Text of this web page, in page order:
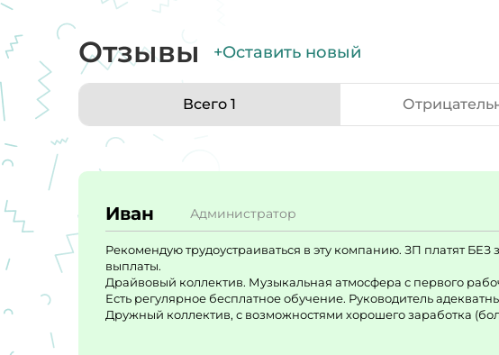
Отзывы +Оставить новый
Всего 1
Иван Администратор
Рекомендую трудоустраиваться в эту компанию. ЗП платят
выплаты.
Драйвовый коллектив. Музыкальная атмосфера с первого
Есть регулярное бесплатное обучение. Руководитель
Дружный коллектив, с возможностями хорошего заработка